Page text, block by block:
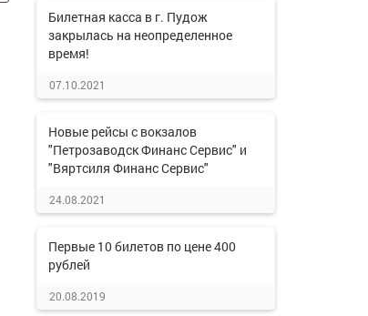
Билетная касса в г. Пудож
закрылась на неопределенное
время!
07.10.2021
Новые рейсы с вокзалов
"Петрозаводск Финанс Сервис" и
"Вяртсиля Финанс Сервис"
24.08.2021
Первые 10 билетов по цене 400
рублей
20.08.2019